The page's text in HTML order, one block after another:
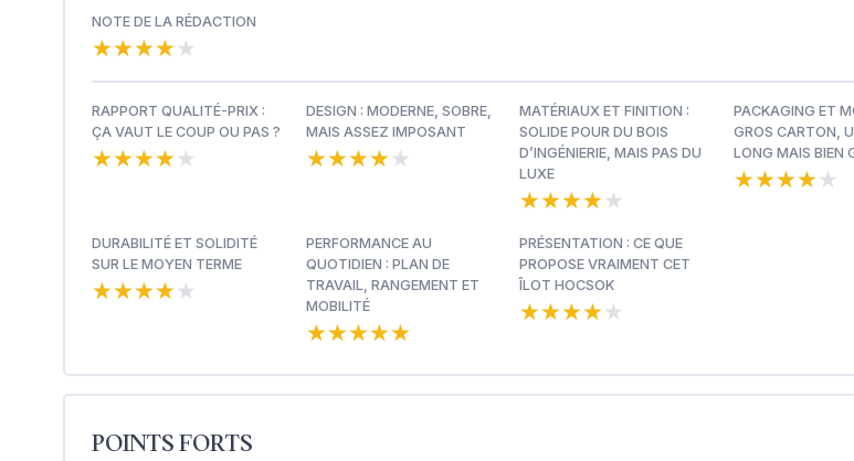
NOTE DE LA RÉDACTION
★★★★★
★★★★★
RAPPORT QUALITÉ-PRIX :
ÇA VAUT LE COUP OU PAS ?
★★★★★
★★★★★
DESIGN : MODERNE, SOBRE,
MAIS ASSEZ IMPOSANT
★★★★★
★★★★★
MATÉRIAUX ET FINITION :
SOLIDE POUR DU BOIS
D’INGÉNIERIE, MAIS PAS DU
LUXE
★★★★★
★★★★★
PACKAGING ET
GROS CARTON,
LONG MAIS BIEN
★★★★★
★★★★★
DURABILITÉ ET SOLIDITÉ
SUR LE MOYEN TERME
★★★★★
★★★★★
PERFORMANCE AU
QUOTIDIEN : PLAN DE
TRAVAIL, RANGEMENT ET
MOBILITÉ
★★★★★
★★★★★
PRÉSENTATION : CE QUE
PROPOSE VRAIMENT CET
ÎLOT HOCSOK
★★★★★
★★★★★
POINTS FORTS